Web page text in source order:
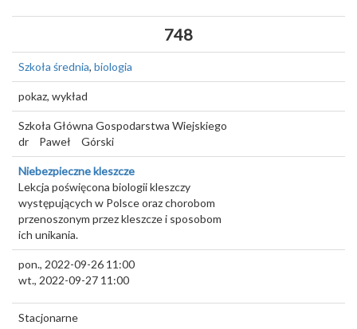
748
Szkoła średnia, biologia
pokaz, wykład
Szkoła Główna Gospodarstwa Wiejskiego
dr
Paweł Górski
Niebezpieczne kleszcze
Lekcja poświęcona biologii kleszczy
występujących w Polsce oraz chorobom
przenoszonym przez kleszcze i sposobom
ich unikania.
pon., 2022-09-26 11:00
wt., 2022-09-27 11:00
Stacjonarne